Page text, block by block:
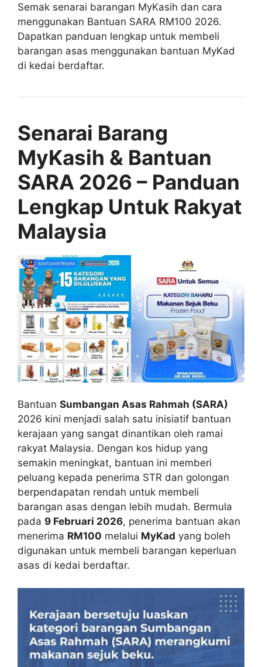
Semak senarai barangan MyKasih dan cara
menggunakan Bantuan SARA RM100 2026.
Dapatkan panduan lengkap untuk membeli
barangan asas menggunakan bantuan MyKad
di kedai berdaftar.
Senarai Barang
MyKasih & Bantuan
SARA 2026 – Panduan
Lengkap Untuk Rakyat
Malaysia
Bantuan Sumbangan Asas Rahmah (SARA)
2026 kini menjadi salah satu inisiatif bantuan
kerajaan yang sangat dinantikan oleh ramai
rakyat Malaysia. Dengan kos hidup yang
semakin meningkat, bantuan ini memberi
peluang kepada penerima STR dan golongan
berpendapatan rendah untuk membeli
barangan asas dengan lebih mudah. Bermula
pada 9 Februari 2026, penerima bantuan akan
menerima RM100 melalui MyKad yang boleh
digunakan untuk membeli barangan keperluan
asas di kedai berdaftar.